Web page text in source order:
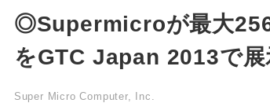
◎Supermicroが最大
をGTC Japan 2013で展
Super Micro Computer, Inc.